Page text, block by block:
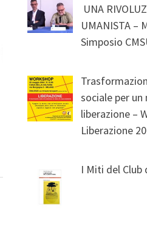
UNA
UMANISTA –
Simposio
sociale per
liberazione –
Liberazione
I Miti del Club